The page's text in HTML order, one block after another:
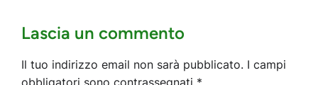
Lascia un commento
Il tuo indirizzo email non sarà pubblicato. I campi